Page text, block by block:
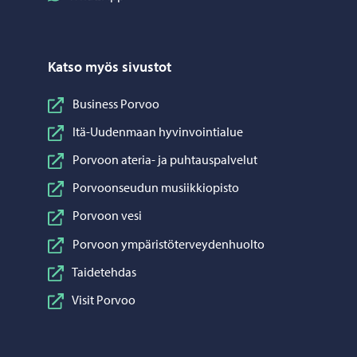
Katso myös sivustot
Business Porvoo
Itä-Uudenmaan hyvinvointialue
Porvoon ateria- ja puhtauspalvelut
Porvoonseudun musiikkiopisto
Porvoon vesi
Porvoon ympäristöterveydenhuolto
Taidetehdas
Visit Porvoo